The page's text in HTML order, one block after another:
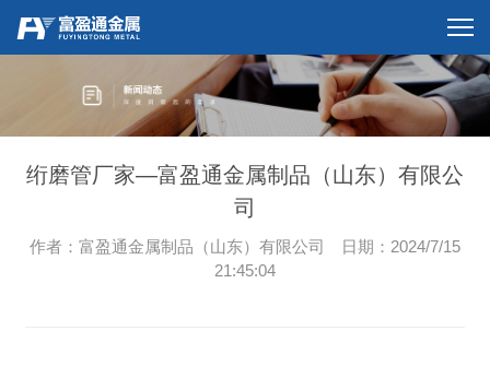
绗磨管厂家—富盈通金属制品（山东）有限公
司
作者：富盈通金属制品（山东）有限公司 日期：2024/7/15
21:45:04